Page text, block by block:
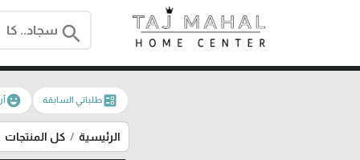
search
ballotطلباتي السابقة emoji_emotions
الرئيسية كل المنتجات